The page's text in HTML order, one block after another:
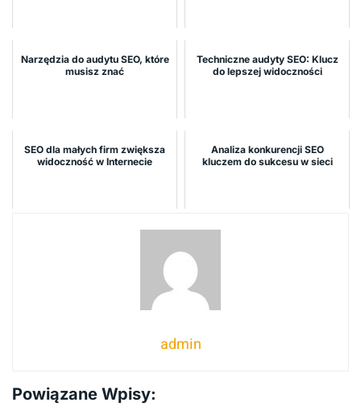
Narzędzia do audytu SEO, które
musisz znać
Techniczne audyty SEO: Klucz
do lepszej widoczności
SEO dla małych firm zwiększa
widoczność w Internecie
Analiza konkurencji SEO
kluczem do sukcesu w sieci
admin
Powiązane Wpisy: